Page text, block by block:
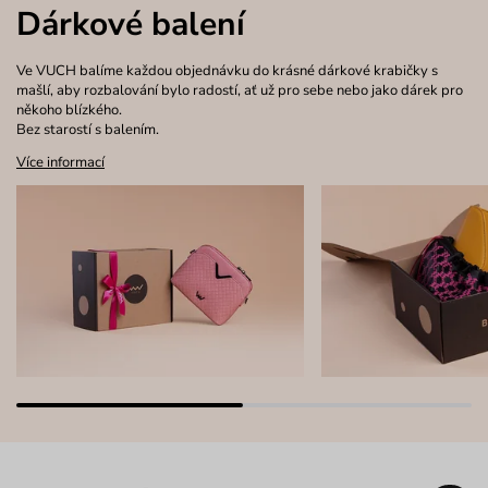
Dárkové balení
Ve VUCH balíme každou objednávku do krásné dárkové krabičky s
mašlí, aby rozbalování bylo radostí, ať už pro sebe nebo jako dárek pro
někoho blízkého.
Bez starostí s balením.
Více informací